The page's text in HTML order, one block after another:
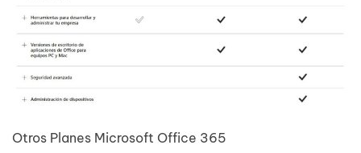
Otros Planes Microsoft Office 365